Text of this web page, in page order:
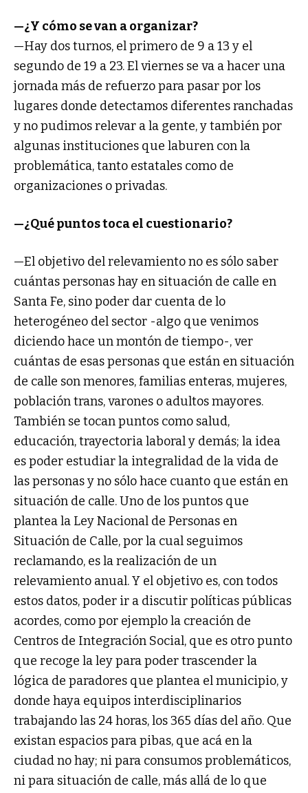
—¿Y cómo se van a organizar?
—Hay dos turnos, el primero de 9 a 13 y el
segundo de 19 a 23. El viernes se va a hacer una
jornada más de refuerzo para pasar por los
lugares donde detectamos diferentes ranchadas
y no pudimos relevar a la gente, y también por
algunas instituciones que laburen con la
problemática, tanto estatales como de
organizaciones o privadas.
—¿Qué puntos toca el cuestionario?
—El objetivo del relevamiento no es sólo saber
cuántas personas hay en situación de calle en
Santa Fe, sino poder dar cuenta de lo
heterogéneo del sector -algo que venimos
diciendo hace un montón de tiempo-, ver
cuántas de esas personas que están en situación
de calle son menores, familias enteras, mujeres,
población trans, varones o adultos mayores.
También se tocan puntos como salud,
educación, trayectoria laboral y demás; la idea
es poder estudiar la integralidad de la vida de
las personas y no sólo hace cuanto que están en
situación de calle. Uno de los puntos que
plantea la Ley Nacional de Personas en
Situación de Calle, por la cual seguimos
reclamando, es la realización de un
relevamiento anual. Y el objetivo es, con todos
estos datos, poder ir a discutir políticas públicas
acordes, como por ejemplo la creación de
Centros de Integración Social, que es otro punto
que recoge la ley para poder trascender la
lógica de paradores que plantea el municipio, y
donde haya equipos interdisciplinarios
trabajando las 24 horas, los 365 días del año. Que
existan espacios para pibas, que acá en la
ciudad no hay; ni para consumos problemáticos,
ni para situación de calle, más allá de lo que